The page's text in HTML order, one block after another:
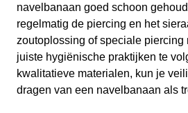
navelbanaan goed schoon
regelmatig de piercing en het
zoutoplossing of speciale piercing
juiste hygiënische praktijken te
kwalitatieve materialen, kun je
dragen van een navelbanaan als